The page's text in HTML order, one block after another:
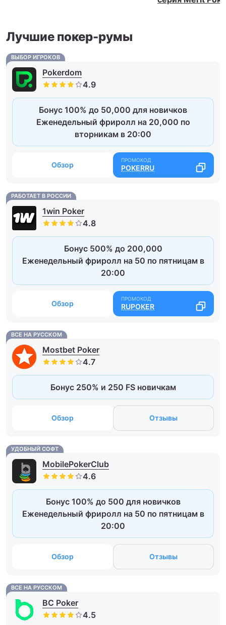
Лучшие покер-румы
ВЫБОР ИГРОКОВ
Pokerdom
Бонус 100% до 50,000 для новичков
Еженедельный фриролл на 20,000 по
вторникам в 20:00
Обзор POKERRU
РАБОТАЕТ В РОССИИ
1win Poker
Бонус 500% до 200,000
Еженедельный фриролл на 50 по пятницам в
20:00
Обзор RUPOKER
ВСЕ НА РУССКОМ
Mostbet Poker
Бонус 250% и 250 FS новичкам
Обзор Отзывы
УДОБНЫЙ СОФТ
MobilePokerClub
Бонус 100% до 500 для новичков
Еженедельный фриролл на 50 по пятницам в
20:00
Обзор Отзывы
ВСЕ НА РУССКОМ
BC Poker